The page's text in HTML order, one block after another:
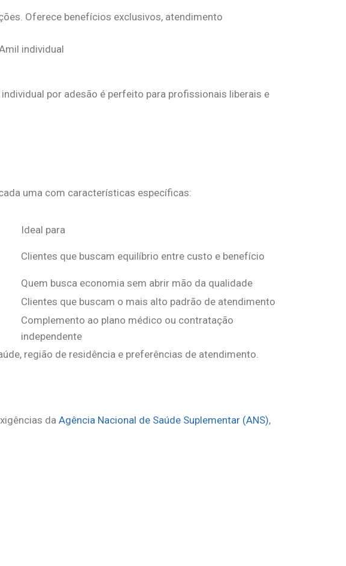
Oferece benefícios exclusivos, atendimento
por adesão é perfeito para profissionais liberais e
uma com características específicas:
Ideal para
Clientes que buscam equilíbrio entre custo e benefício
Quem busca economia sem abrir mão da qualidade
Clientes que buscam o mais alto padrão de atendimento
Complemento ao plano médico ou contratação
independente
região de residência e preferências de atendimento.
da Agência Nacional de Saúde Suplementar (ANS),